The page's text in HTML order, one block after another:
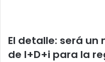
El detalle: será
de l+D+i para la